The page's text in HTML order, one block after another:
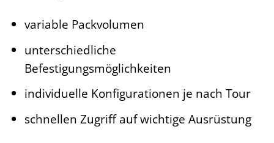
variable Packvolumen
unterschiedliche
Befestigungsmöglichkeiten
individuelle Konfigurationen je nach Tour
schnellen Zugriff auf wichtige Ausrüstung